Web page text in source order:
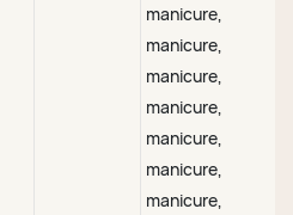
manicure,
manicure,
manicure,
manicure,
manicure,
manicure,
manicure,